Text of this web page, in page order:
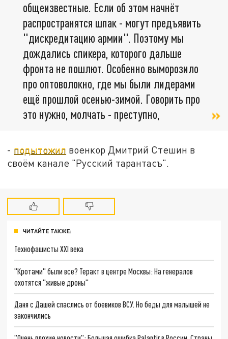
общеизвестные. Если об этом начнёт
распространятся шпак - могут предъявить
"дискредитацию армии". Поэтому мы
дождались спикера, которого дальше
фронта не пошлют. Особенно выморозило
про оптоволокно, где мы были лидерами
ещё прошлой осенью-зимой. Говорить про
это нужно, молчать - преступно,
- подытожил военкор Дмитрий Стешин в
своём канале "Русский тарантасъ".
ЧИТАЙТЕ ТАКЖЕ:
Технофашисты XXI века
"Кротами" были все? Теракт в центре Москвы: На генералов
охотятся "живые дроны"
Даня с Дашей спаслись от боевиков ВСУ. Но беды для малышей не
закончились